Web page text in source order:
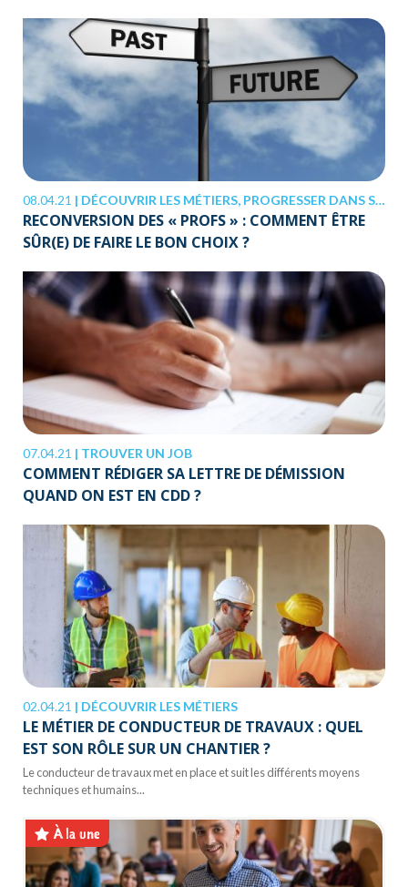
08.04.21 | DÉCOUVRIR LES MÉTIERS, PROGRESSER DANS SA CARRIÈRE
RECONVERSION DES « PROFS » : COMMENT ÊTRE
SÛR(E) DE FAIRE LE BON CHOIX ?
07.04.21 | TROUVER UN JOB
COMMENT RÉDIGER SA LETTRE DE DÉMISSION
QUAND ON EST EN CDD ?
02.04.21 | DÉCOUVRIR LES MÉTIERS
LE MÉTIER DE CONDUCTEUR DE TRAVAUX : QUEL
EST SON RÔLE SUR UN CHANTIER ?
Le conducteur de travaux met en place et suit les différents moyens
techniques et humains...
À la une